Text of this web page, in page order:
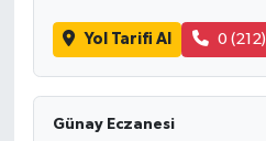
Yol Tarifi Al 0
Günay Eczanesi